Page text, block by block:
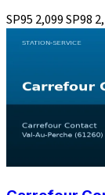
SP95 2,099SP98